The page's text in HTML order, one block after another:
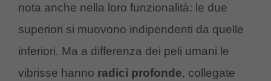
nota anche nella loro funzionalità: le due
superiori si muovono indipendenti da quelle
inferiori. Ma a differenza dei peli umani le
vibrisse hanno radici profonde, collegate